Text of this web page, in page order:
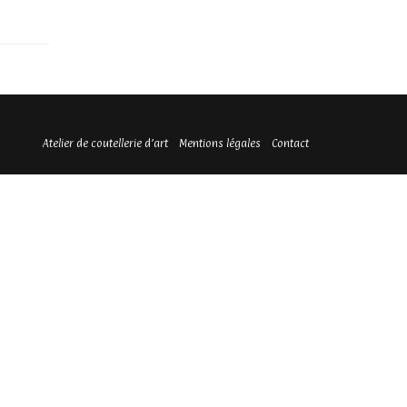
Atelier de coutellerie d’art Mentions légales Contact